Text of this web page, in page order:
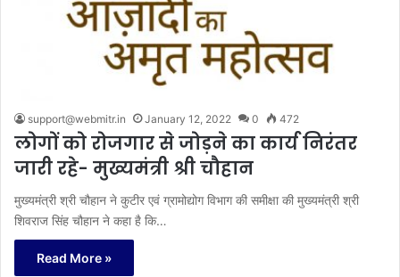
support@webmitr.in January 12, 2022 0 472
लोगों को रोजगार से जोड़ने का कार्य निरंतर
जारी रहे- मुख्यमंत्री श्री चौहान
मुख्यमंत्री श्री चौहान ने कुटीर एवं ग्रामोद्योग विभाग की समीक्षा की मुख्यमंत्री श्री
शिवराज सिंह चौहान ने कहा है कि…
Read More »